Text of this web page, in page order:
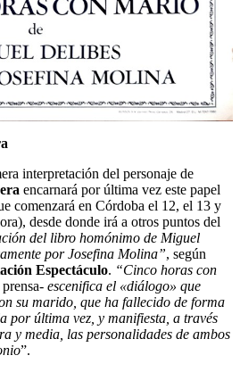
interpretación del personaje de
encarnará por última vez este papel
comenzará en Córdoba el 12, el 13 y
desde donde irá a otros puntos del
del libro homónimo de Miguel
por Josefina Molina”, según
Espectáculo. “Cinco horas con
escenifica el «diálogo» que
su marido, que ha fallecido de forma
por última vez, y manifiesta, a través
y media, las personalidades de ambos
”.